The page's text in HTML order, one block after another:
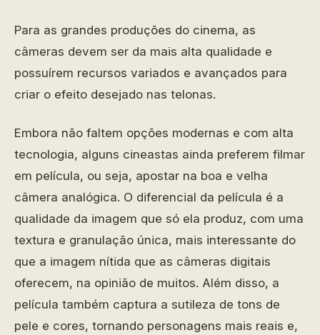
Para as grandes produções do cinema, as
câmeras devem ser da mais alta qualidade e
possuírem recursos variados e avançados para
criar o efeito desejado nas telonas.
Embora não faltem opções modernas e com alta
tecnologia, alguns cineastas ainda preferem filmar
em película, ou seja, apostar na boa e velha
câmera analógica. O diferencial da película é a
qualidade da imagem que só ela produz, com uma
textura e granulação única, mais interessante do
que a imagem nítida que as câmeras digitais
oferecem, na opinião de muitos. Além disso, a
película também captura a sutileza de tons de
pele e cores, tornando personagens mais reais e,